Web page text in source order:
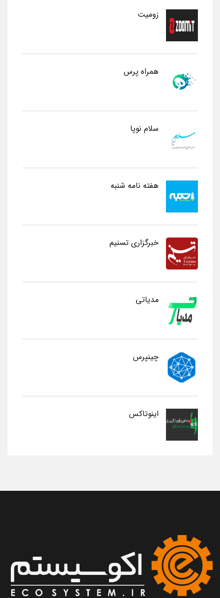
زومیت
همراه پرس
سلام نوپا
هفته نامه شنبه
خبرگزاری تسنیم
مدیاتی
چینپرس
اینوتاکس